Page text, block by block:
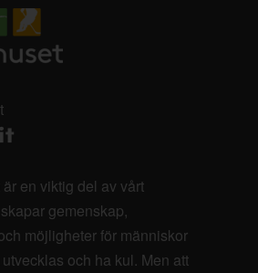
en viktig del av vårt
gemenskap,
möjligheter för människor
och ha kul. Men att